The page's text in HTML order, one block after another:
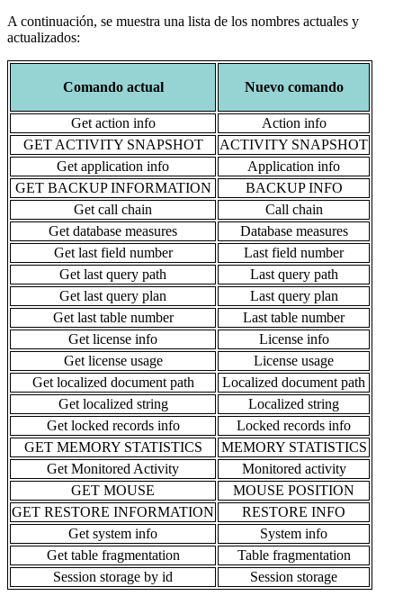
A continuación, se muestra una lista de los nombres actuales y
actualizados:
Comando actual Nuevo comando
Get action info
Action info
GET ACTIVITY SNAPSHOT
ACTIVITY SNAPSHOT
Get application info
Application info
GET BACKUP INFORMATION
BACKUP INFO
Get call chain
Call chain
Get database measures
Database measures
Get last field number
Last field number
Get last query path
Last query path
Get last query plan
Last query plan
Get last table number
Last table number
Get license info
License info
Get license usage
License usage
Get localized document path
Localized document path
Get localized string
Localized string
Get locked records info
Locked records info
GET MEMORY STATISTICS
MEMORY STATISTICS
Get Monitored Activity
Monitored activity
GET MOUSE
MOUSE POSITION
GET RESTORE INFORMATION
RESTORE INFO
Get system info
System info
Get table fragmentation
Table fragmentation
Session storage by id
Session storage